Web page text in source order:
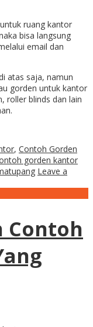
ruang kantor
bisa langsung
email dan
atas saja, namun
gorden untuk kantor
roller blinds dan lain
, Contoh Gorden
gorden kantor
Leave a
Contoh